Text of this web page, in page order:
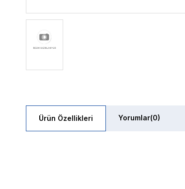
Ürün Özellikleri Yorumlar(0)